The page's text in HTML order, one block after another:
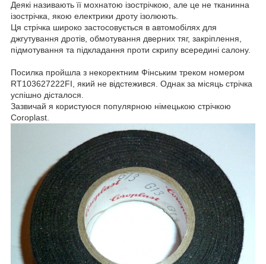
Деякі називають її мохнатою ізострічкою, але це не тканинна
ізострічка, якою електрики дроту ізолюють.
Ця стрічка широко застосовується в автомобілях для
джгутування дротів, обмотування дверних тяг, закріплення,
підмотування та підкладання проти скрипу всередині салону.
Посилка пройшла з некоректним Фінським треком номером
RT103627222FI, який не відстежився. Однак за місяць стрічка
успішно дісталося.
Зазвичай я користуюся популярною німецькою стрічкою
Coroplast.